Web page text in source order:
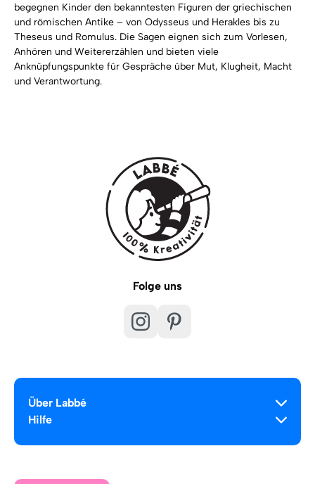
begegnen Kinder den bekanntesten Figuren der griechischen
und römischen Antike – von Odysseus und Herakles bis zu
Theseus und Romulus. Die Sagen eignen sich zum Vorlesen,
Anhören und Weitererzählen und bieten viele
Anknüpfungspunkte für Gespräche über Mut, Klugheit, Macht
und Verantwortung.
Folge uns
Über Labbé
Hilfe